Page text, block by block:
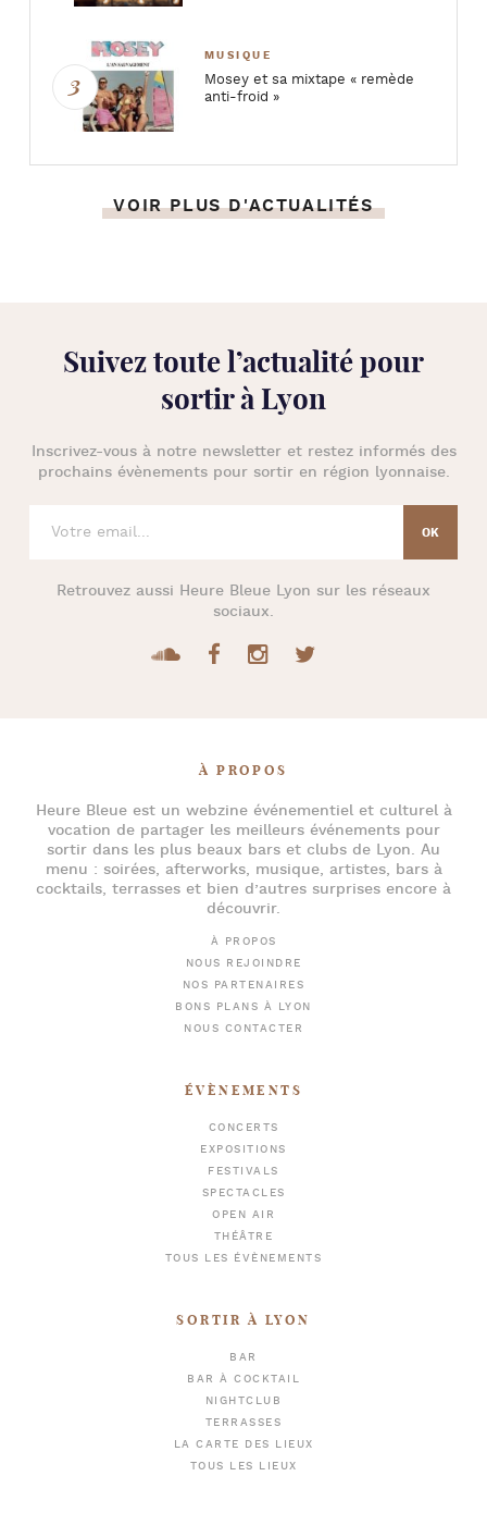
MUSIQUE
Mosey et sa mixtape « remède
anti-froid »
VOIR PLUS D'ACTUALITÉS
Suivez toute l’actualité pour
sortir à Lyon
Inscrivez-vous à notre newsletter et restez informés des
prochains évènements pour sortir en région lyonnaise.
Retrouvez aussi Heure Bleue Lyon sur les réseaux
sociaux.
À PROPOS
Heure Bleueest un webzine événementiel et culturel à
vocation de partager les meilleurs événements pour
sortir dans les plus beaux bars et clubs de Lyon. Au
menu : soirées, afterworks, musique, artistes, bars à
cocktails, terrasses et bien d’autres surprises encore à
découvrir.
À PROPOS
NOUS REJOINDRE
NOS PARTENAIRES
BONS PLANS À LYON
NOUS CONTACTER
ÉVÈNEMENTS
CONCERTS
EXPOSITIONS
FESTIVALS
SPECTACLES
OPEN AIR
THÉÂTRE
TOUS LES ÉVÈNEMENTS
SORTIR À LYON
BAR
BAR À COCKTAIL
NIGHTCLUB
TERRASSES
LA CARTE DES LIEUX
TOUS LES LIEUX